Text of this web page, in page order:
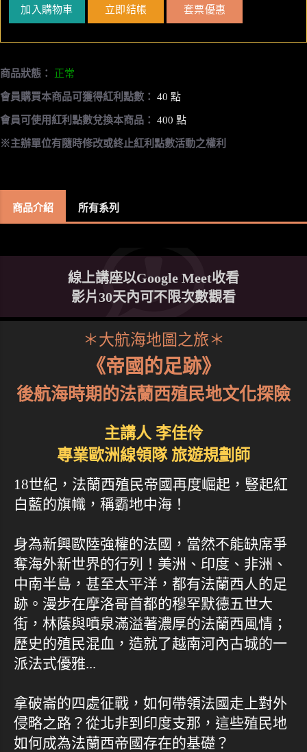
加入購物車 立即結帳 套票優惠
商品狀態： 正常
會員購買本商品可獲得紅利點數： 40 點
會員可使用紅利點數兌換本商品： 400 點
※主辦單位有隨時修改或終止紅利點數活動之權利
商品介紹 所有系列
線上講座以Google Meet收看
影片30天內可不限次數觀看
＊大航海地圖之旅＊
《帝國的足跡》
後航海時期的法蘭西殖民地文化探險
主講人 李佳伶
專業歐洲線領隊 旅遊規劃師
18世紀，法蘭西殖民帝國再度崛起，豎起紅
白藍的旗幟，稱霸地中海！
身為新興歐陸強權的法國，當然不能缺席爭
奪海外新世界的行列！美洲、印度、非洲、
中南半島，甚至太平洋，都有法蘭西人的足
跡。漫步在摩洛哥首都的穆罕默德五世大
街，林蔭與噴泉滿溢著濃厚的法蘭西風情；
歷史的殖民混血，造就了越南河內古城的一
派法式優雅...
拿破崙的四處征戰，如何帶領法國走上對外
侵略之路？從北非到印度支那，這些殖民地
如何成為法蘭西帝國存在的基礎？